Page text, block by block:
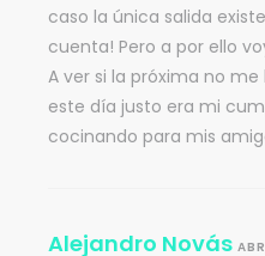
caso la única salida
cuenta! Pero a por ello
A ver si la próxima no
este día justo era mi
cocinando para mis
Alejandro Novás